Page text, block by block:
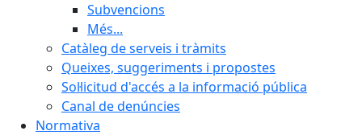
Subvencions
Més...
Catàleg de serveis i tràmits
Queixes, suggeriments i propostes
Sol·licitud d'accés a la informació pública
Canal de denúncies
Normativa